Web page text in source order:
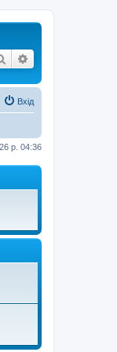
Пошук
Вхід
р. 04:36